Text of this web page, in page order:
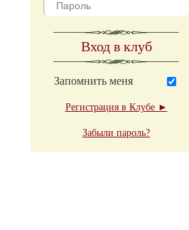
Вход в клуб
Запомнить меня
Регистрация в Клубе ►
Забыли пароль?